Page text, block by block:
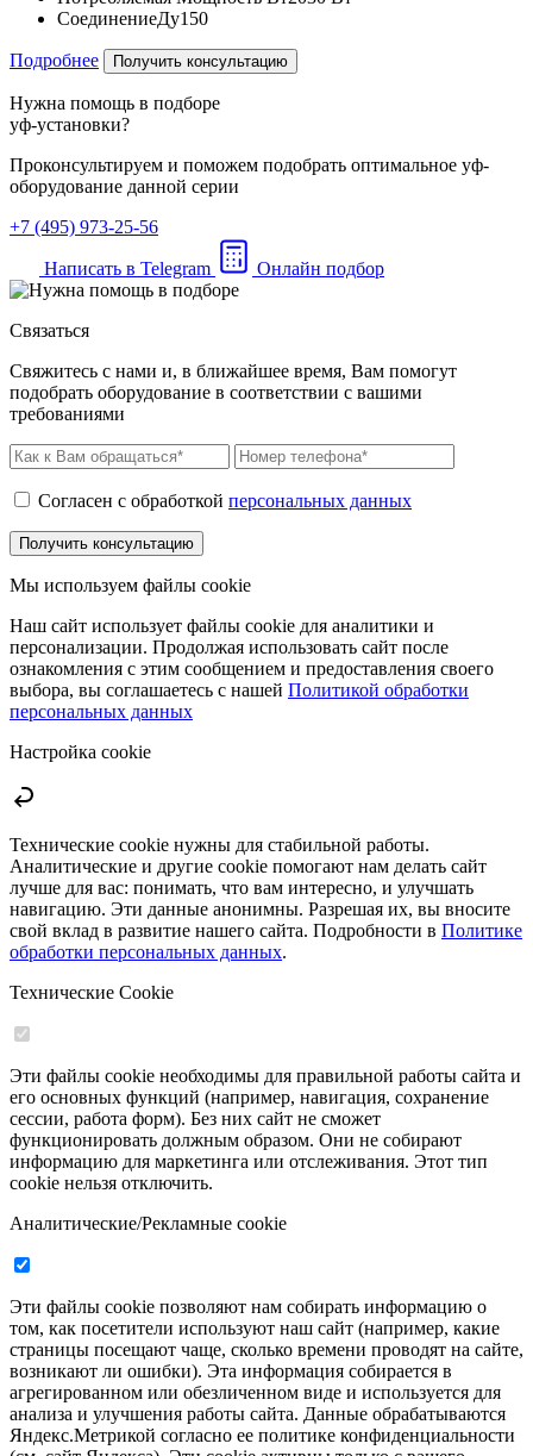
СоединениеДу150
Подробнее Получить консультацию
Нужна помощь в подборе
уф-установки?
Проконсультируем и поможем подобрать оптимальное уф-
оборудование данной серии
+7 (495) 973-25-56
Написать в Telegram Онлайн подбор
Связаться
Свяжитесь с нами и, в ближайшее время, Вам помогут
подобрать оборудование в соответствии с вашими
требованиями
Согласен с обработкой персональных данных
Мы используем файлы cookie
Наш сайт использует файлы cookie для аналитики и
персонализации. Продолжая использовать сайт после
ознакомления с этим сообщением и предоставления своего
выбора, вы соглашаетесь с нашей Политикой обработки
персональных данных
Настройка cookie
Технические cookie нужны для стабильной работы.
Аналитические и другие cookie помогают нам делать сайт
лучше для вас: понимать, что вам интересно, и улучшать
навигацию. Эти данные анонимны. Разрешая их, вы вносите
свой вклад в развитие нашего сайта. Подробности в Политике
обработки персональных данных.
Технические Cookie
Эти файлы cookie необходимы для правильной работы сайта и
его основных функций (например, навигация, сохранение
сессии, работа форм). Без них сайт не сможет
функционировать должным образом. Они не собирают
информацию для маркетинга или отслеживания. Этот тип
cookie нельзя отключить.
Аналитические/Рекламные cookie
Эти файлы cookie позволяют нам собирать информацию о
том, как посетители используют наш сайт (например, какие
страницы посещают чаще, сколько времени проводят на сайте,
возникают ли ошибки). Эта информация собирается в
агрегированном или обезличенном виде и используется для
анализа и улучшения работы сайта. Данные обрабатываются
Яндекс.Метрикой согласно ее политике конфиденциальности